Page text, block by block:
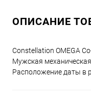
ОПИСАНИЕ
Constellation OMEGA
Мужская
Расположение даты в